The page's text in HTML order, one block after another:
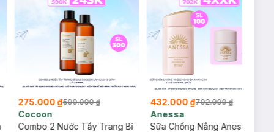
275.000 ₫590.000 ₫
Cocoon
Combo 2 Nước Tẩy Trang Bí
432.000 ₫702.000 ₫
Anessa
Sữa Chống Nắng Anessa